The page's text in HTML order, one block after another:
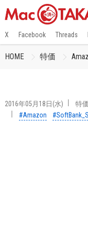
X Facebook Threads
HOME 特価
2016年05月18日(水)
特価
#Amazon